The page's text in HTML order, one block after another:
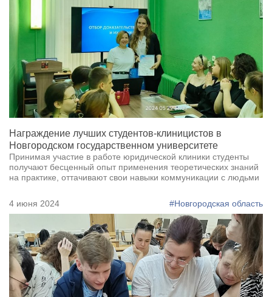
Награждение лучших студентов-клиницистов в
Новгородском государственном университете
Принимая участие в работе юридической клиники студенты
получают бесценный опыт применения теоретических знаний
на практике, оттачивают свои навыки коммуникации с людьми
4 июня 2024 #Новгородская область